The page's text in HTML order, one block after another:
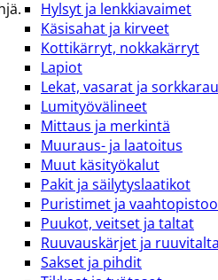
Hylsyt ja lenkkiavaimet
Käsisahat ja kirveet
Kottikärryt, nokkakärryt
Lapiot
Lekat, vasarat ja
Lumityövälineet
Mittaus ja merkintä
Muuraus- ja laatoitus
Muut käsityökalut
Pakit ja säilytyslaatikot
Puristimet ja
Puukot, veitset ja taltat
Ruuvauskärjet ja
Sakset ja pihdit